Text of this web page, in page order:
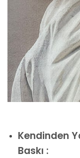
Kendinden
Baskı :